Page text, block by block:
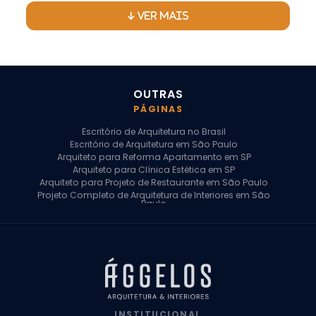
A
rquiteto para Projeto de Restaurante em São Paulo
Saiba Mais
P
rojeto Completo de Arquitetura de Interiores em São Paulo
Saiba Mais
VER MAIS
OUTRAS
PÁGINAS
Escritório de Arquitetura no Brasil
Escritório de Arquitetura em São Paulo
Arquiteto para Reforma Apartamento em SP
Arquiteto para Clínica Estética em SP
Arquiteto para Projeto de Restaurante em São Paulo
Projeto Completo de Arquitetura de Interiores em São
Paulo
Arquiteto Comercial
Arquiteto para Reforma de Apartamento
Arquiteto para Reforma Residencial